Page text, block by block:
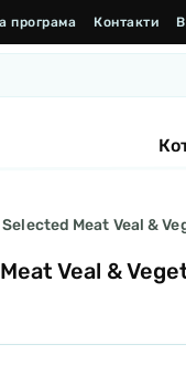
програма Контакти
Meat Veal &
Veal &